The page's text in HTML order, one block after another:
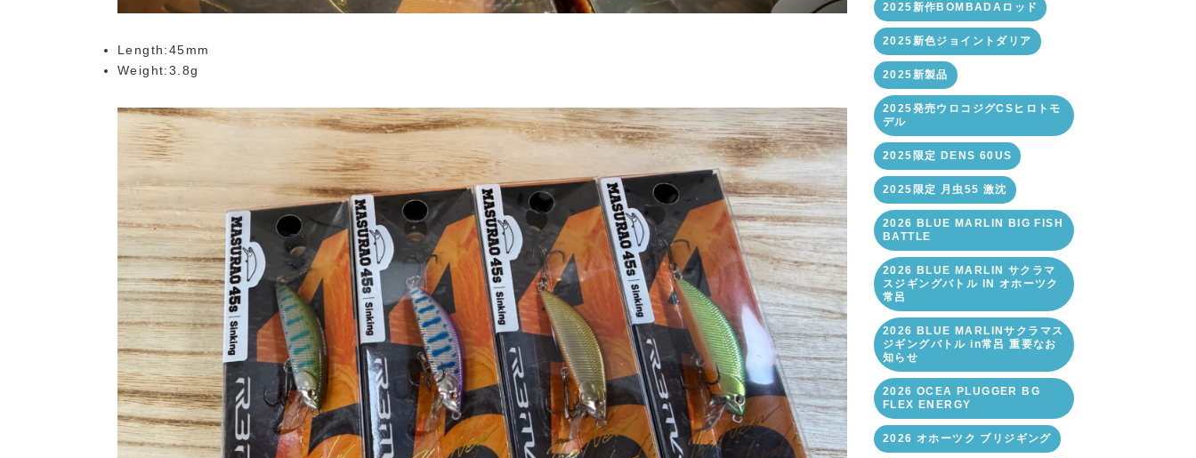
Length:45mm
Weight:3.8g
2025新作BOMBADAロッド
2025新色ジョイントダリア
2025新製品
2025発売ウロコジグCSヒロトモ
デル
2025限定 DENS 60US
2025限定 月虫55 激沈
2026 BLUE MARLIN BIG FISH
BATTLE
2026 BLUE MARLIN サクラマ
スジギングバトル IN オホーツク
常呂
2026 BLUE MARLINサクラマス
ジギングバトル in常呂 重要なお
知らせ
2026 OCEA PLUGGER BG
FLEX ENERGY
2026 オホーツク ブリジギング